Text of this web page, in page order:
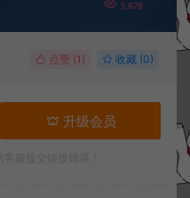
3,679
点赞 (1 ) 收藏 (0)
升级会员